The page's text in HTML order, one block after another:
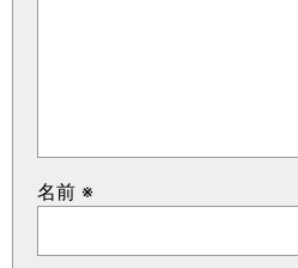
名前 ※